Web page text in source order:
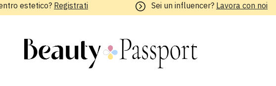
estetico? Registrati Sei un influencer? Lavora con noi